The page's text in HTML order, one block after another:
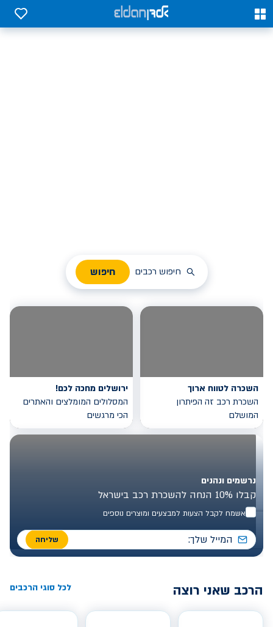
0
0
חיפוש רכבים חיפוש
השכרה לטווח ארוך
השכרת רכב זה הפיתרון
המושלם
ירושלים מחכה לכם!
המסלולים המומלצים והאתרים
הכי מרגשים
נרשמים ונהנים
קבלו 10% הנחה להשכרת רכב בישראל
אשמח לקבל הצעות למבצעים ומוצרים נוספים
שליחה
הרכב שאני רוצה לכל סוגי הרכבים